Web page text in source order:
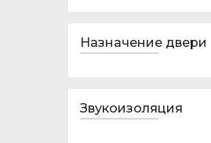
Назначение двери
Звукоизоляция